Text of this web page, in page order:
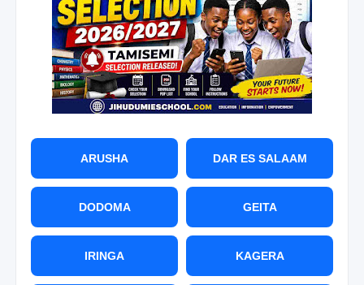
ARUSHA DAR ES SALAAM
DODOMA GEITA
IRINGA KAGERA